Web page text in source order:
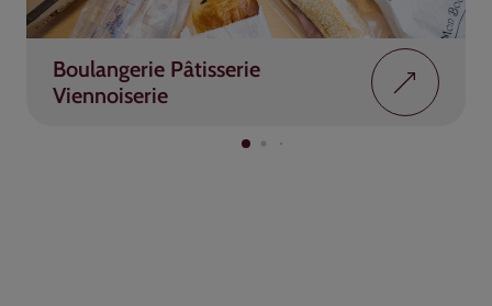
Boulangerie Pâtisserie
Viennoiserie